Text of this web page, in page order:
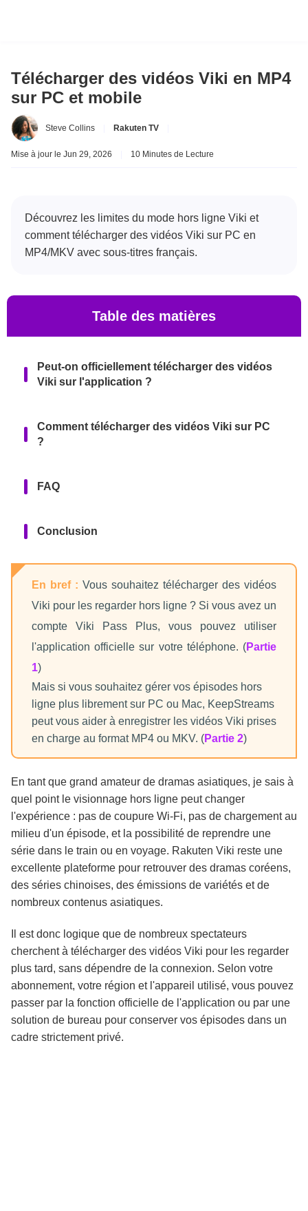
Télécharger des vidéos Viki en MP4
sur PC et mobile
Steve Collins Rakuten TV
Mise à jour le Jun 29, 2026 10 Minutes de Lecture
Découvrez les limites du mode hors ligne Viki et
comment télécharger des vidéos Viki sur PC en
MP4/MKV avec sous-titres français.
Table des matières
Peut-on officiellement télécharger des vidéos
Viki sur l'application ?
Comment télécharger des vidéos Viki sur PC
?
FAQ
Conclusion
En bref : Vous souhaitez télécharger des vidéos
Viki pour les regarder hors ligne ? Si vous avez un
compte Viki Pass Plus, vous pouvez utiliser
l'application officielle sur votre téléphone. (Partie
1)
Mais si vous souhaitez gérer vos épisodes hors
ligne plus librement sur PC ou Mac, KeepStreams
peut vous aider à enregistrer les vidéos Viki prises
en charge au format MP4 ou MKV. (Partie 2)
En tant que grand amateur de dramas asiatiques, je sais à
quel point le visionnage hors ligne peut changer
l'expérience : pas de coupure Wi-Fi, pas de chargement au
milieu d'un épisode, et la possibilité de reprendre une
série dans le train ou en voyage. Rakuten Viki reste une
excellente plateforme pour retrouver des dramas coréens,
des séries chinoises, des émissions de variétés et de
nombreux contenus asiatiques.
Il est donc logique que de nombreux spectateurs
cherchent à télécharger des vidéos Viki pour les regarder
plus tard, sans dépendre de la connexion. Selon votre
abonnement, votre région et l'appareil utilisé, vous pouvez
passer par la fonction officielle de l'application ou par une
solution de bureau pour conserver vos épisodes dans un
cadre strictement privé.